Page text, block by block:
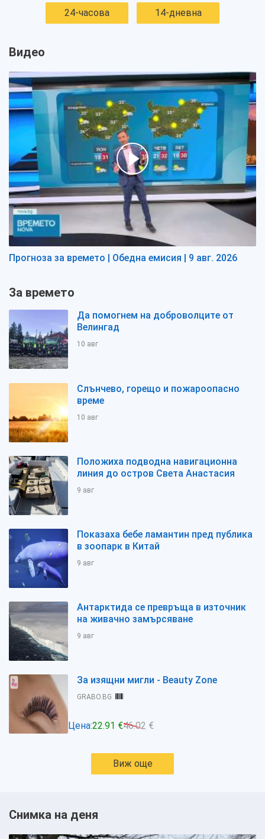
24-часова 14-дневна
Видео
Прогноза за времето | Обедна емисия | 9 авг. 2026
За времето
Да помогнем на доброволците от
Велингад
10 авг
Слънчево, горещо и пожароопасно
време
10 авг
Положиха подводна навигационна
линия до остров Света Анастасия
9 авг
Показаха бебе ламантин пред публика
в зоопарк в Китай
9 авг
Антарктида се превръща в източник
на живачно замърсяване
9 авг
За изящни мигли - Beauty Zone
GRABO.BG
Цена:22.91 €46.02 €
Виж още
Снимка на деня